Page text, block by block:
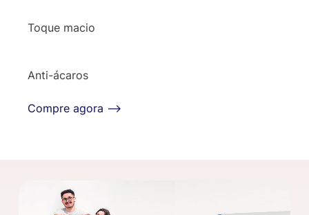
Toque macio
Anti-ácaros
Compre agora ⟶